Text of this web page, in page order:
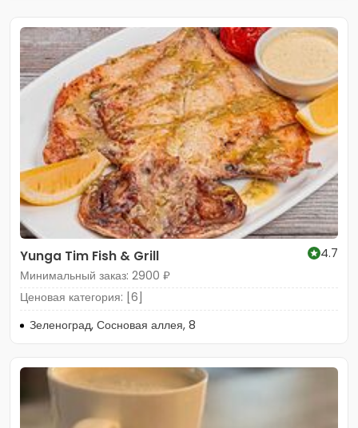
Yunga Tim Fish & Grill
4.7
Минимальный заказ: 2900 ₽
Ценовая категория: [6]
Зеленоград, Сосновая аллея, 8